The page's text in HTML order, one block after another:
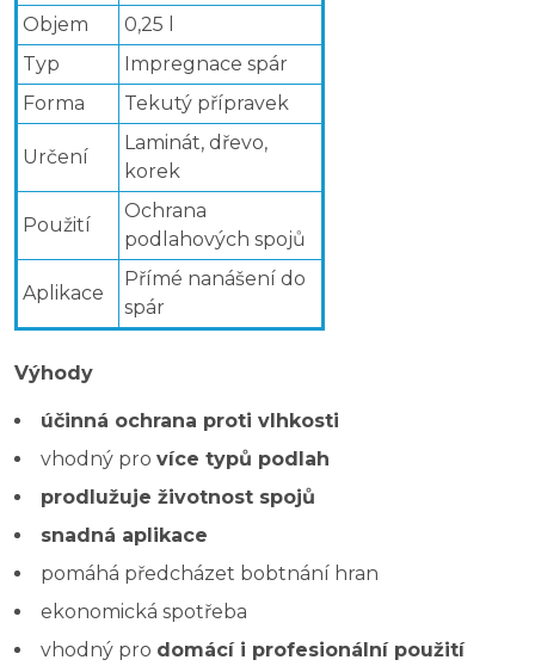
Objem
0,25 l
Typ
Impregnace spár
Forma
Tekutý přípravek
Určení
Laminát, dřevo,
korek
Použití
Ochrana
podlahových spojů
Aplikace
Přímé nanášení do
spár
Výhody
účinná ochrana proti vlhkosti
vhodný pro více typů podlah
prodlužuje životnost spojů
snadná aplikace
pomáhá předcházet bobtnání hran
ekonomická spotřeba
vhodný pro domácí i profesionální použití